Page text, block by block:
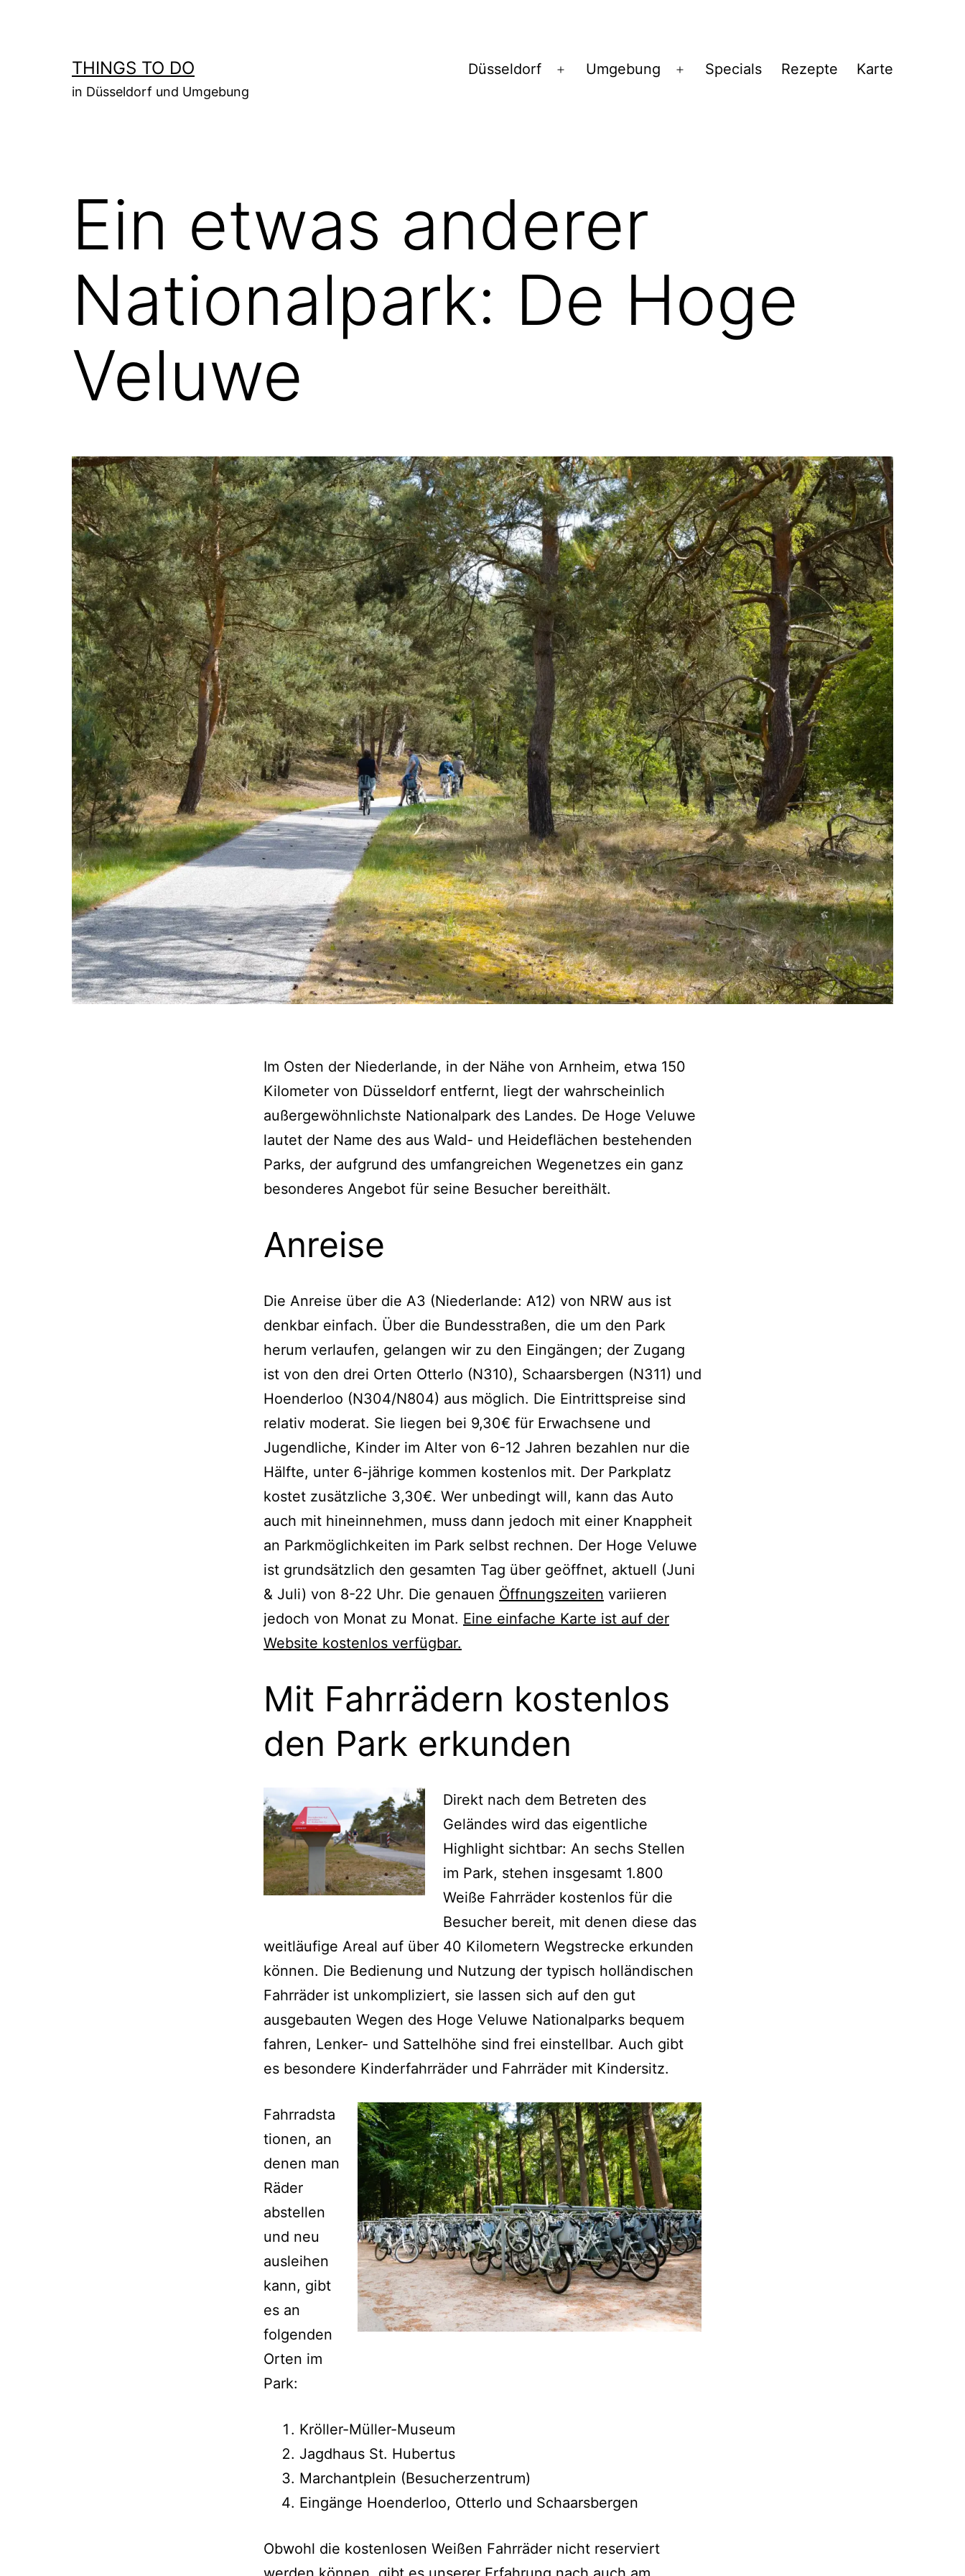
THINGS TO DO
in Düsseldorf und Umgebung
Düsseldorf
Menü
Umgebung
Menü
Specials Rezepte Karte
Ein etwas anderer
Nationalpark: De Hoge
Veluwe
Im Osten der Niederlande, in der Nähe von Arnheim, etwa 150
Kilometer von Düsseldorf entfernt, liegt der wahrscheinlich
außergewöhnlichste Nationalpark des Landes. De Hoge Veluwe
lautet der Name des aus Wald- und Heideflächen bestehenden
Parks, der aufgrund des umfangreichen Wegenetzes ein ganz
besonderes Angebot für seine Besucher bereithält.
Anreise
Die Anreise über die A3 (Niederlande: A12) von NRW aus ist
denkbar einfach. Über die Bundesstraßen, die um den Park
herum verlaufen, gelangen wir zu den Eingängen; der Zugang
ist von den drei Orten Otterlo (N310), Schaarsbergen (N311) und
Hoenderloo (N304/N804) aus möglich. Die Eintrittspreise sind
relativ moderat. Sie liegen bei 9,30€ für Erwachsene und
Jugendliche, Kinder im Alter von 6-12 Jahren bezahlen nur die
Hälfte, unter 6-jährige kommen kostenlos mit. Der Parkplatz
kostet zusätzliche 3,30€. Wer unbedingt will, kann das Auto
auch mit hineinnehmen, muss dann jedoch mit einer Knappheit
an Parkmöglichkeiten im Park selbst rechnen. Der Hoge Veluwe
ist grundsätzlich den gesamten Tag über geöffnet, aktuell (Juni
& Juli) von 8-22 Uhr. Die genauen Öffnungszeiten variieren
jedoch von Monat zu Monat. Eine einfache Karte ist auf der
Website kostenlos verfügbar.
Mit Fahrrädern kostenlos
den Park erkunden
Direkt nach dem Betreten des
Geländes wird das eigentliche
Highlight sichtbar: An sechs Stellen
im Park, stehen insgesamt 1.800
Weiße Fahrräder kostenlos für die
Besucher bereit, mit denen diese das
weitläufige Areal auf über 40 Kilometern Wegstrecke erkunden
können. Die Bedienung und Nutzung der typisch holländischen
Fahrräder ist unkompliziert, sie lassen sich auf den gut
ausgebauten Wegen des Hoge Veluwe Nationalparks bequem
fahren, Lenker- und Sattelhöhe sind frei einstellbar. Auch gibt
es besondere Kinderfahrräder und Fahrräder mit Kindersitz.
Fahrradsta
tionen, an
denen man
Räder
abstellen
und neu
ausleihen
kann, gibt
es an
folgenden
Orten im
Park:
Kröller-Müller-Museum
Jagdhaus St. Hubertus
Marchantplein (Besucherzentrum)
Eingänge Hoenderloo, Otterlo und Schaarsbergen
Obwohl die kostenlosen Weißen Fahrräder nicht reserviert